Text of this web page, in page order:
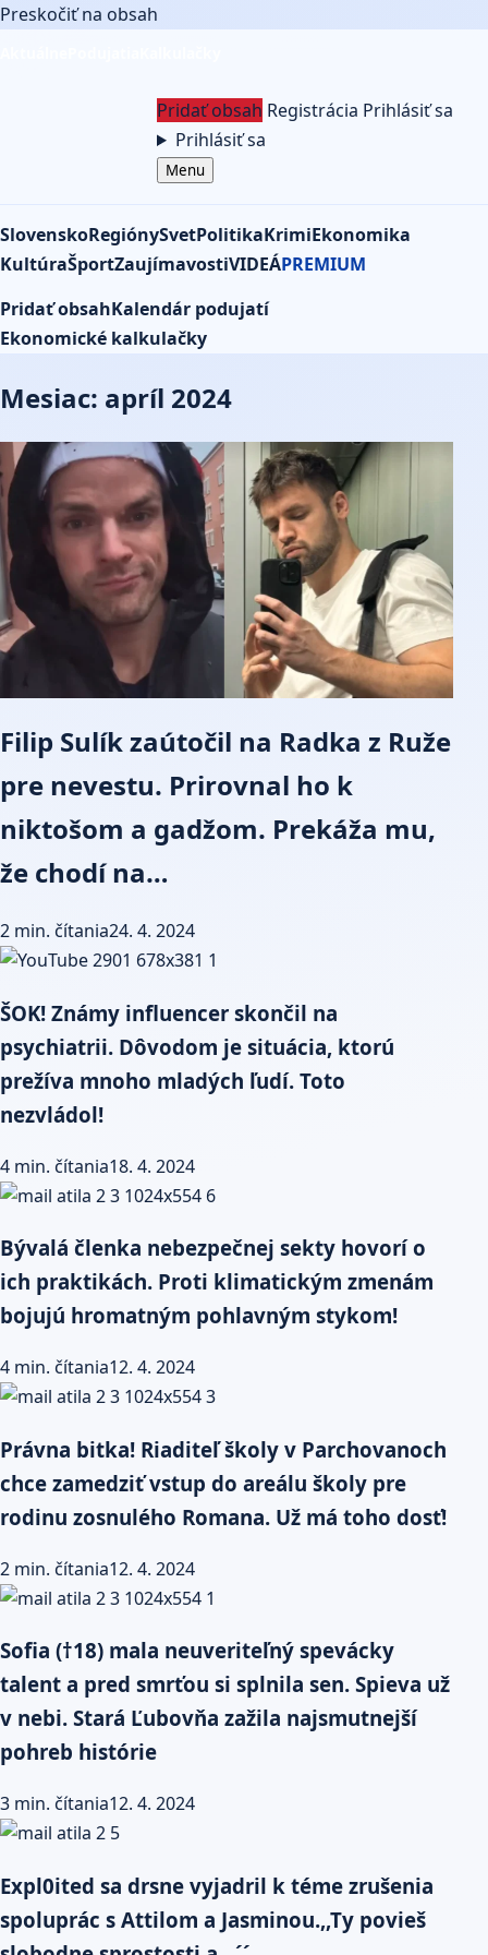
Preskočiť na obsah
Pridať obsah Registrácia Prihlásiť sa
Prihlásiť sa
Menu
SlovenskoRegiónySvetPolitikaKrimiEkonomika
KultúraŠportZaujímavostiVIDEÁPREMIUM
Pridať obsahKalendár podujatí
Ekonomické kalkulačky
Mesiac: apríl 2024
Filip Sulík zaútočil na Radka z Ruže
pre nevestu. Prirovnal ho k
niktošom a gadžom. Prekáža mu,
že chodí na…
2 min. čítania24. 4. 2024
ŠOK! Známy influencer skončil na
psychiatrii. Dôvodom je situácia, ktorú
prežíva mnoho mladých ľudí. Toto
nezvládol!
4 min. čítania18. 4. 2024
Bývalá členka nebezpečnej sekty hovorí o
ich praktikách. Proti klimatickým zmenám
bojujú hromatným pohlavným stykom!
4 min. čítania12. 4. 2024
Právna bitka! Riaditeľ školy v Parchovanoch
chce zamedziť vstup do areálu školy pre
rodinu zosnulého Romana. Už má toho dosť!
2 min. čítania12. 4. 2024
Sofia (†18) mala neuveriteľný spevácky
talent a pred smrťou si splnila sen. Spieva už
v nebi. Stará Ľubovňa zažila najsmutnejší
pohreb histórie
3 min. čítania12. 4. 2024
Expl0ited sa drsne vyjadril k téme zrušenia
spoluprác s Attilom a Jasminou.,,Ty povieš